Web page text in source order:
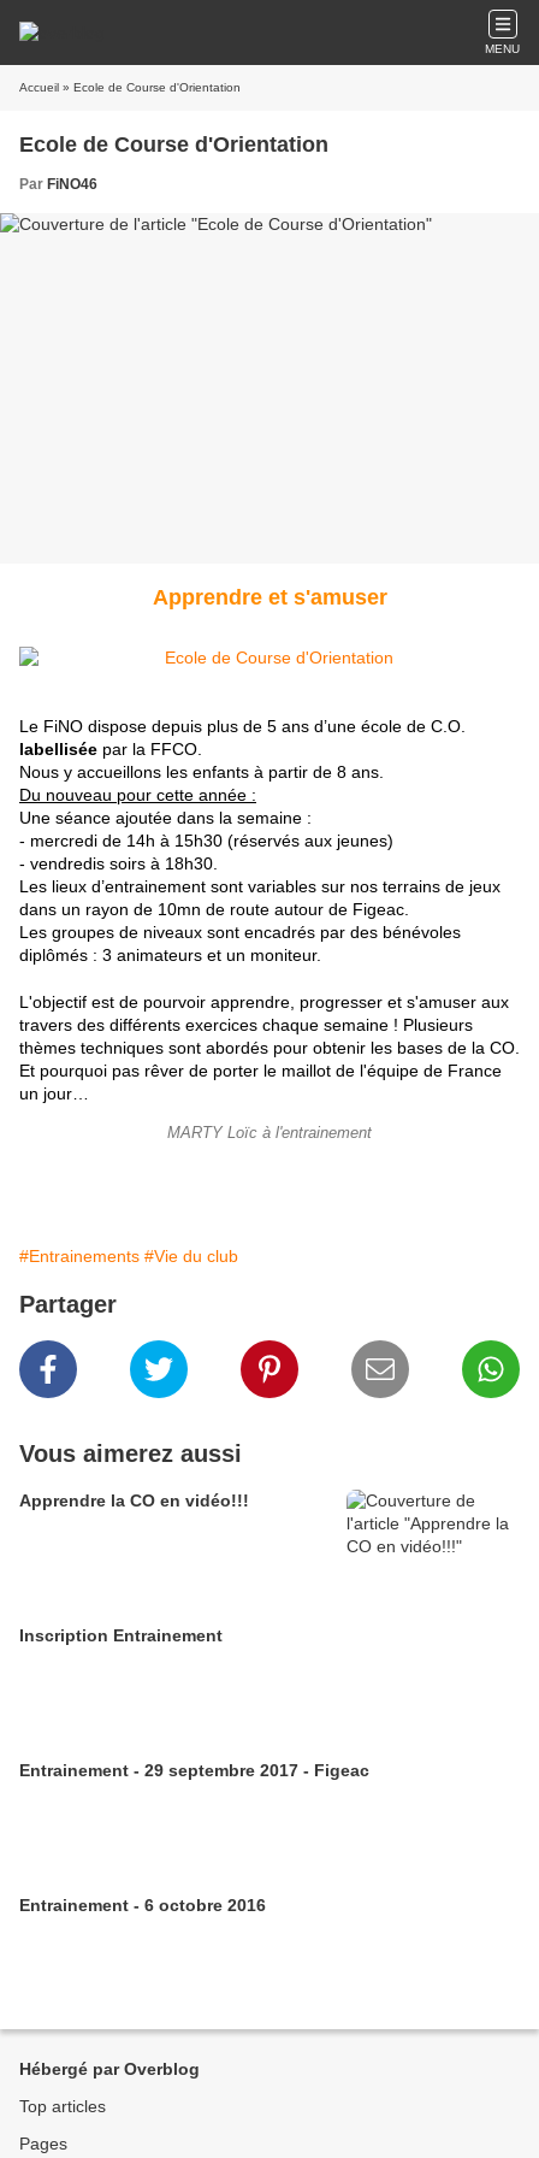
MENU
Accueil » Ecole de Course d'Orientation
Ecole de Course d'Orientation
Par FiNO46
Apprendre et s'amuser
Le FiNO dispose depuis plus de 5 ans d’une école de C.O.
labellisée par la FFCO.
Nous y accueillons les enfants à partir de 8 ans.
Du nouveau pour cette année :
Une séance ajoutée dans la semaine :
- mercredi de 14h à 15h30 (réservés aux jeunes)
- vendredis soirs à 18h30.
Les lieux d’entrainement sont variables sur nos terrains de jeux
dans un rayon de 10mn de route autour de Figeac.
Les groupes de niveaux sont encadrés par des bénévoles
diplômés : 3 animateurs et un moniteur.
L'objectif est de pourvoir apprendre, progresser et s'amuser aux
travers des différents exercices chaque semaine ! Plusieurs
thèmes techniques sont abordés pour obtenir les bases de la CO.
Et pourquoi pas rêver de porter le maillot de l'équipe de France
un jour…
MARTY Loïc à l'entrainement
#Entrainements #Vie du club
Partager
Vous aimerez aussi
Apprendre la CO en vidéo!!!
Inscription Entrainement
Entrainement - 29 septembre 2017 - Figeac
Entrainement - 6 octobre 2016
Hébergé par Overblog
Top articles
Pages